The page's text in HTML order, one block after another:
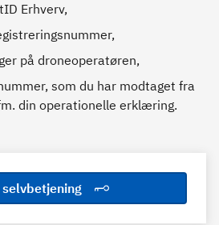
Erhverv,
på droneoperatøren,
som du har modtaget fra
din operationelle erklæring.